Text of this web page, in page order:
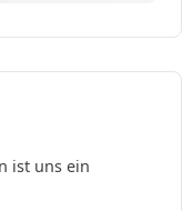
ist uns ein